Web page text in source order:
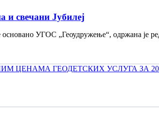
и свечани Jубилеј
основано УГОС „Геоудружење“, одржана